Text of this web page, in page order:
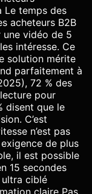
Le temps des
acheteurs B2B
une vidéo de 5
intéresse. Ce
solution mérite
parfaitement à
72 % des
pour
disent que le
C’est
n’est pas
de plus
il est possible
15 secondes
ciblé
claire Pas